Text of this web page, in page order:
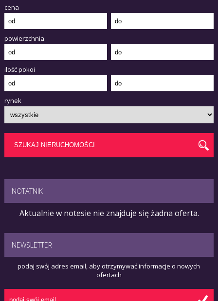
cena
powierzchnia
ilość pokoi
rynek
NOTATNIK
Aktualnie w notesie nie znajduje się żadna oferta.
NEWSLETTER
podaj swój adres email, aby otrzymywać informacje o nowych
ofertach